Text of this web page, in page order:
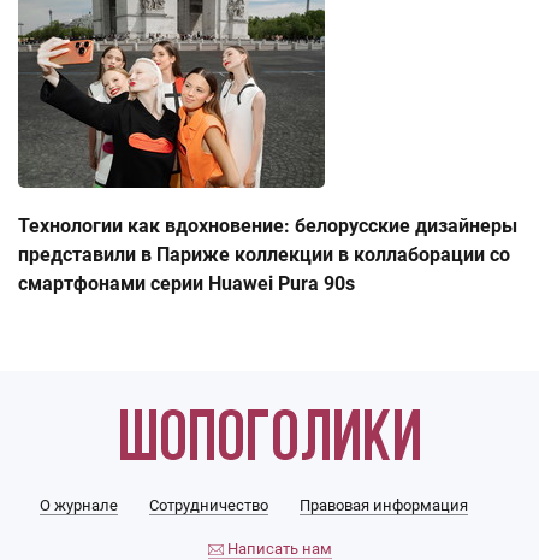
Технологии как вдохновение: белорусские дизайнеры
представили в Париже коллекции в коллаборации со
смартфонами серии Huawei Pura 90s
О журнале Сотрудничество Правовая информация
Написать нам